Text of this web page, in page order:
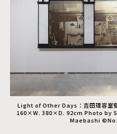
Light of Other Days：吉田理容室
160×W. 380×D. 92cm Photo by
Maebashi